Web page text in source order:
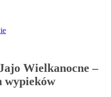
Wielkanocne –
wypieków